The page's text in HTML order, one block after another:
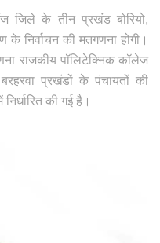
जिले के तीन प्रखंड बोरियो,
निर्वाचन की मतगणना होगी।
राजकीय पॉलिटेक्निक कॉलेज
प्रखंडों के पंचायतों की
की गई है।